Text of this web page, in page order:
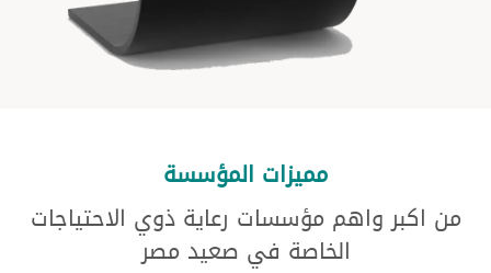
مميزات المؤسسة
من اكبر واهم مؤسسات رعاية ذوي الاحتياجات
الخاصة في صعيد مصر